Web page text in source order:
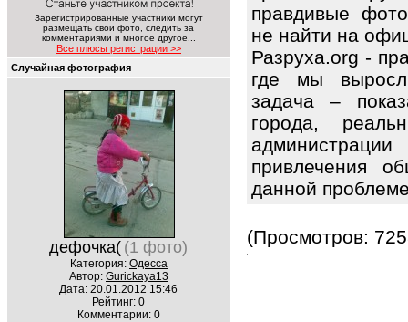
Зарегистрированные участники могут
размещать свои фото, следить за
комментариями и многое другое...
Все плюсы регистрации >>
Случайная фотография
дефочка( (1 фото)
Категория: Одесса
Автор: Gurickaya13
Дата: 20.01.2012 15:46
Рейтинг: 0
Комментарии: 0
правдивые
не найти на
Разруха.org -
где мы
задача –
города,
привлечения
данной
(Просмотров: